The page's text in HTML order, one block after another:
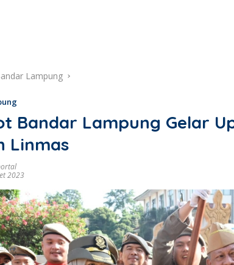
Lampung
Bandar Lampung Gelar
Linmas
2023